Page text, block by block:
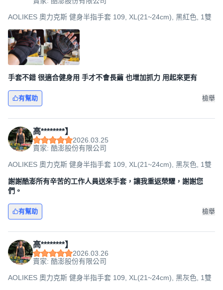
AOLIKES 奧力克斯 健身半指手套 109, XL(21~24cm), 黑紅色, 1雙
手套不錯 很適合健身用 手才不會長繭 也增加抓力 用起來更有
有幫助 檢舉
高********】
2026.03.25
賣家: 酷澎股份有限公司
AOLIKES 奧力克斯 健身半指手套 109, XL(21~24cm), 黑灰色, 1雙
謝謝酷澎所有辛苦的工作人員送來手套，讓我重返榮耀，謝謝您
們。
有幫助 檢舉
高********】
2026.03.26
賣家: 酷澎股份有限公司
AOLIKES 奧力克斯 健身半指手套 109, XL(21~24cm), 黑灰色, 1雙